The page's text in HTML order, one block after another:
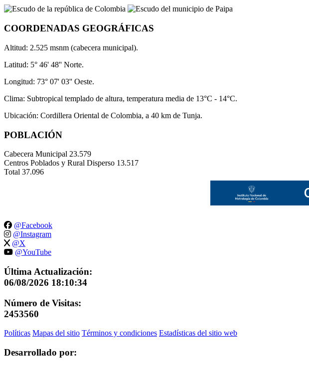
COORDENADAS GEOGRÁFICAS
Altitud: 2.525 msnm (cabecera municipal).
Latitud: 5° 46' 48'' Norte.
Longitud: 73° 07' 03'' Oeste.
Clima: Subtropical templado de altura, temperatura media de 13°C - 14°C.
Ubicación: Cordillera Oriental de Colombia, a 40 km de Tunja.
POBLACIÓN
Cabecera Municipal 23.579
Centros Poblados y Rural Disperso 13.517
Total 37.096
@Facebook
@Instagram
@X
@YouTube
Última Actualización:
06/08/2026 18:10:34
Número de Visitas:
2453560
Políticas Mapas del sitio Términos y condiciones Estadísticas del sitio web
Desarrollado por: